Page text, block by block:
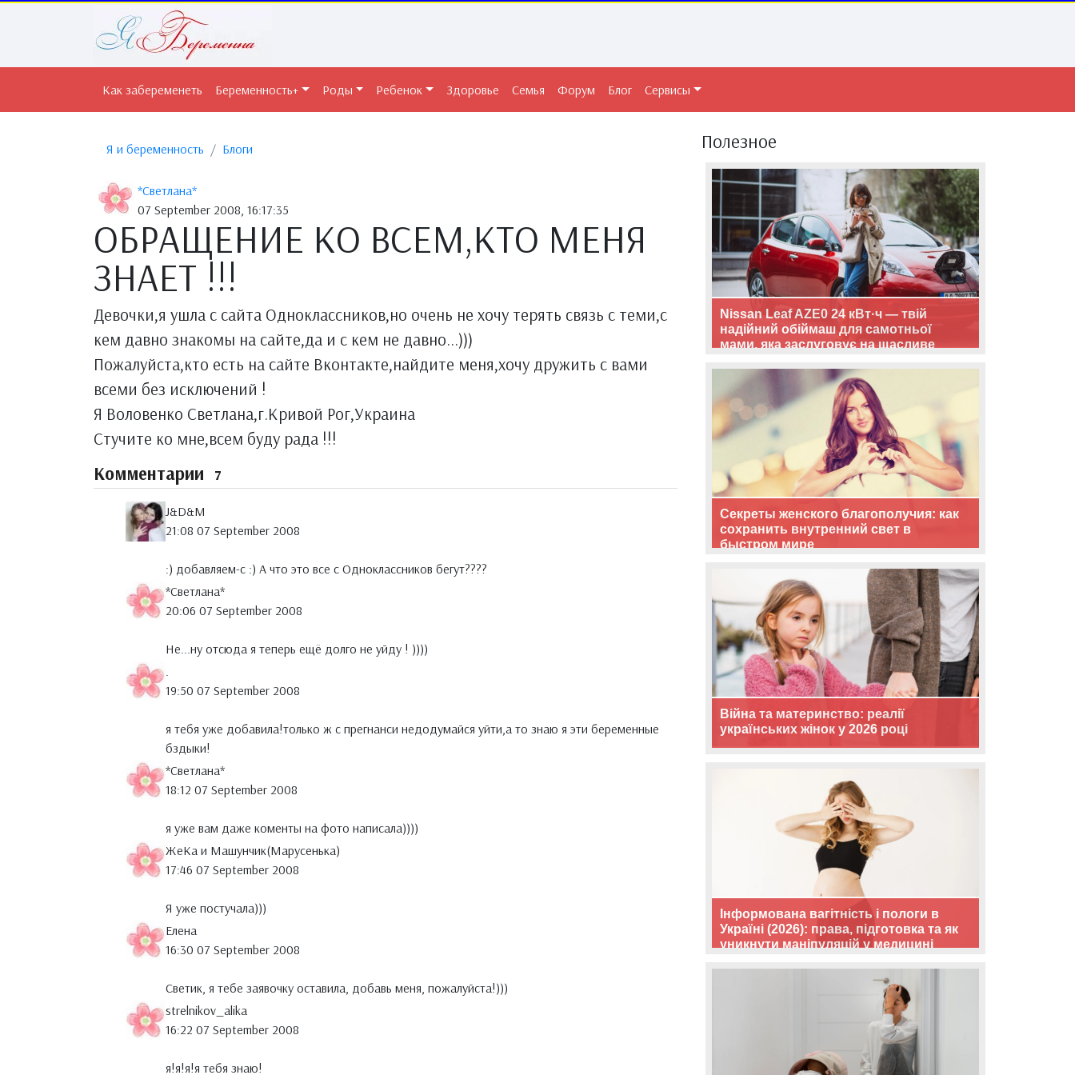
Как забеременеть Беременность+ Роды Ребенок Здоровье Семья Форум Блог Сервисы
Я и беременность Блоги
*Светлана*
07 September 2008, 16:17:35
ОБРАЩЕНИЕ КО ВСЕМ,КТО МЕНЯ
ЗНАЕТ !!!
Девочки,я ушла с сайта Одноклассников,но очень не хочу терять связь с теми,с
кем давно знакомы на сайте,да и с кем не давно...)))
Пожалуйста,кто есть на сайте Вконтакте,найдите меня,хочу дружить с вами
всеми без исключений !
Я Воловенко Светлана,г.Кривой Рог,Украина
Стучите ко мне,всем буду рада !!!
Комментарии 7
J&D&M
21:08 07 September 2008
:) добавляем-с :) А что это все с Одноклассников бегут????
*Светлана*
20:06 07 September 2008
Не...ну отсюда я теперь ещё долго не уйду ! ))))
.
19:50 07 September 2008
я тебя уже добавила!только ж с прегнанси недодумайся уйти,а то знаю я эти беременные
бздыки!
*Светлана*
18:12 07 September 2008
я уже вам даже коменты на фото написала))))
ЖеКа и Машунчик(Марусенька)
17:46 07 September 2008
Я уже постучала)))
Елена
16:30 07 September 2008
Светик, я тебе заявочку оставила, добавь меня, пожалуйста!)))
strelnikov_alika
16:22 07 September 2008
я!я!я!я тебя знаю!
Полезное
Nissan Leaf AZE0 24 кВт·ч — твій
надійний обіймаш для самотньої
мами, яка заслуговує на щасливе
Секреты женского благополучия: как
сохранить внутренний свет в
быстром мире
Війна та материнство: реалії
українських жінок у 2026 році
Інформована вагітність і пологи в
Україні (2026): права, підготовка та як
уникнути маніпуляцій у медицині